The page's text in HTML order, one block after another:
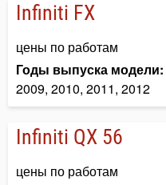
Infiniti FX
цены по работам
Годы выпуска модели:
2009, 2010, 2011, 2012
Infiniti QX 56
цены по работам